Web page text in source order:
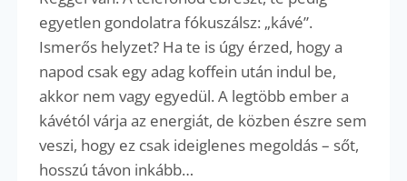
egyetlen gondolatra fókuszálsz: „kávé”.
Ismerős helyzet? Ha te is úgy érzed, hogy a
napod csak egy adag koffein után indul be,
akkor nem vagy egyedül. A legtöbb ember a
kávétól várja az energiát, de közben észre sem
veszi, hogy ez csak ideiglenes megoldás – sőt,
hosszú távon inkább…